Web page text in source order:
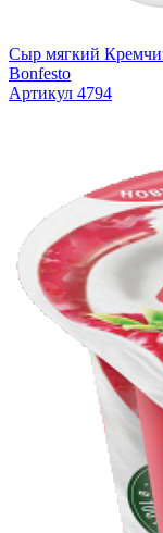
Сыр мягкий
Bonfesto
Артикул 4794